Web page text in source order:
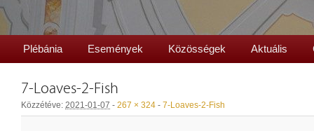
Plébánia Események Közösségek Aktuális
7-Loaves-2-Fish
Közzétéve: 2021-01-07 - 267 × 324 - 7-Loaves-2-Fish